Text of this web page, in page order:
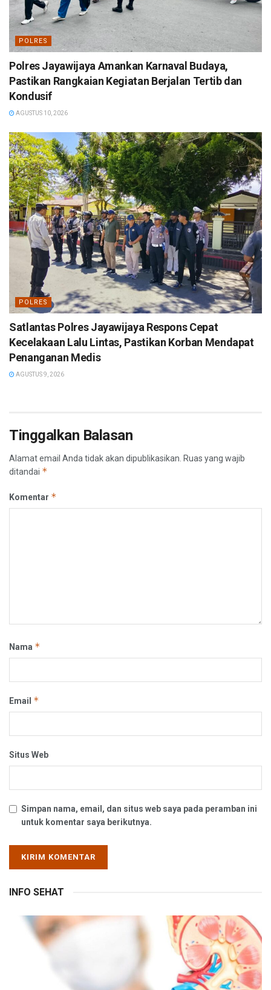
POLRES
Polres Jayawijaya Amankan Karnaval Budaya,
Pastikan Rangkaian Kegiatan Berjalan Tertib dan
Kondusif
AGUSTUS 10, 2026
POLRES
Satlantas Polres Jayawijaya Respons Cepat
Kecelakaan Lalu Lintas, Pastikan Korban Mendapat
Penanganan Medis
AGUSTUS 9, 2026
Tinggalkan Balasan
Alamat email Anda tidak akan dipublikasikan. Ruas yang wajib
ditandai *
Komentar *
Nama *
Email *
Situs Web
Simpan nama, email, dan situs web saya pada peramban ini
untuk komentar saya berikutnya.
INFO SEHAT